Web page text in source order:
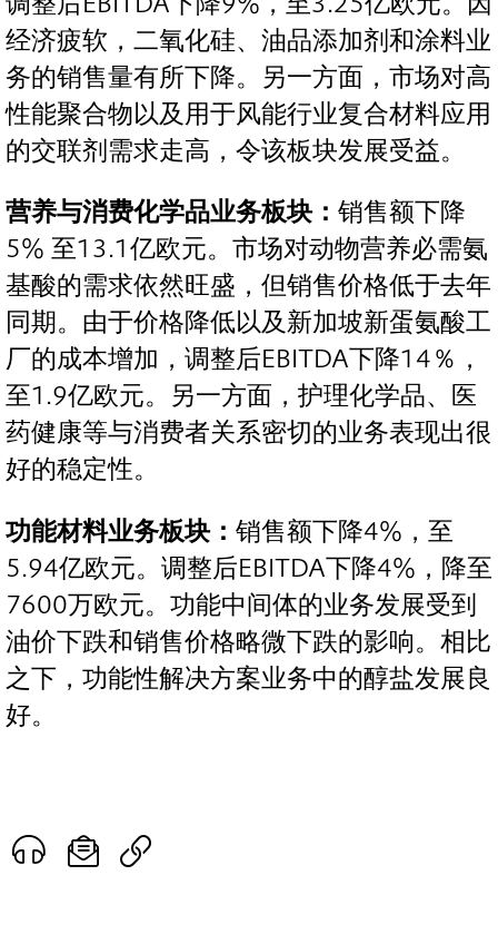
经济疲软，二氧化硅、油品添加剂和涂料业
务的销售量有所下降。另一方面，市场对高
性能聚合物以及用于风能行业复合材料应用
的交联剂需求走高，令该板块发展受益。
营养与消费化学品业务板块： 销售额下降
5% 至13.1亿欧元。市场对动物营养必需氨
基酸的需求依然旺盛，但销售价格低于去年
同期。由于价格降低以及新加坡新蛋氨酸工
厂的成本增加，调整后EBITDA下降14％，
至1.9亿欧元。另一方面，护理化学品、医
药健康等与消费者关系密切的业务表现出很
好的稳定性。
功能材料业务板块： 销售额下降4%，至
5.94亿欧元。调整后EBITDA下降4%，降至
7600万欧元。功能中间体的业务发展受到
油价下跌和销售价格略微下跌的影响。相比
之下，功能性解决方案业务中的醇盐发展良
好。